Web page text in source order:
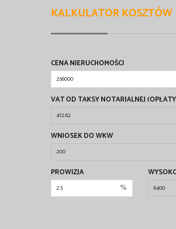
KALKULATOR KOSZTÓW
CENA NIERUCHOMOŚCI
VAT OD TAKSY NOTARIALNEJ
WNIOSEK DO WKW
PROWIZJA
%